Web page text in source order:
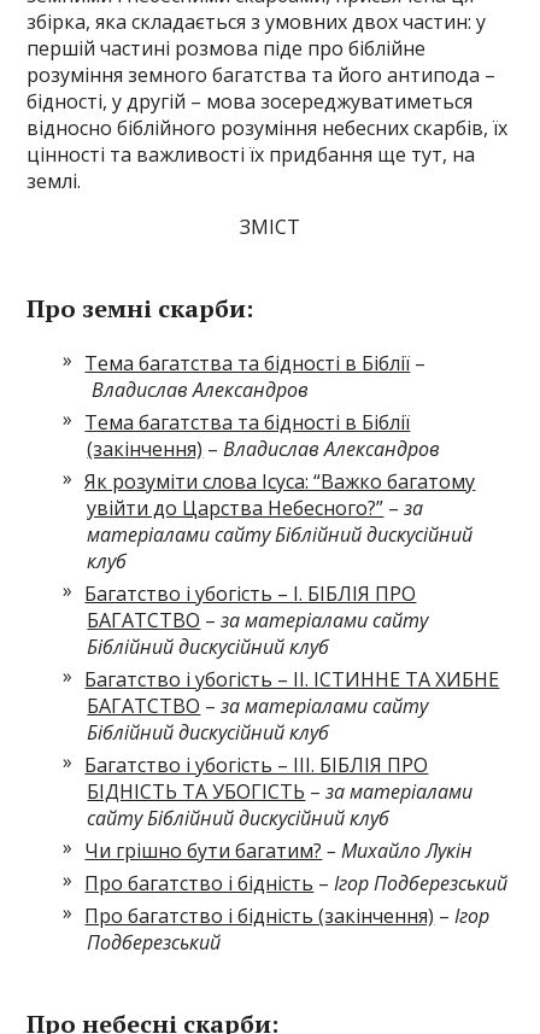
збірка, яка складається з умовних двох частин: у
першій частині розмова піде про біблійне
розуміння земного багатства та його антипода –
бідності, у другій – мова зосереджуватиметься
відносно біблійного розуміння небесних скарбів, їх
цінності та важливості їх придбання ще тут, на
землі.
ЗМІСТ
Про земні скарби:
Тема багатства та бідності в Біблії –
Владислав Александров
Тема багатства та бідності в Біблії
(закінчення) –Владислав Александров
Як розуміти слова Ісуса: “Важко багатому
увійти до Царства Небесного?” –за
матеріалами сайту Біблійний дискусійний
клуб
Багатство і убогість – І. БІБЛІЯ ПРО
БАГАТСТВО –за матеріалами сайту
Біблійний дискусійний клуб
Багатство і убогість – ІІ. ІСТИННЕ ТА ХИБНЕ
БАГАТСТВО –за матеріалами сайту
Біблійний дискусійний клуб
Багатство і убогість – ІІІ. БІБЛІЯ ПРО
БІДНІСТЬ ТА УБОГІСТЬ –за матеріалами
сайту Біблійний дискусійний клуб
Чи грішно бути багатим? – Михайло Лукін
Про багатство і бідність –Ігор Подберезський
Про багатство і бідність (закінчення) –Ігор
Подберезський
Про небесні скарби: